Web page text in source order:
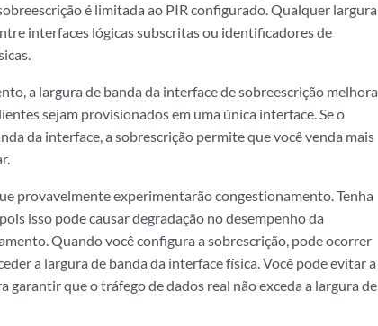
é limitada ao PIR configurado. Qualquer largura
interfaces lógicas subscritas ou identificadores de
a largura de banda da interface de sobreescrição melhora
sejam provisionados em uma única interface. Se o
da interface, a sobrescrição permite que você venda mais
provavelmente experimentarão congestionamento. Tenha
isso pode causar degradação no desempenho da
Quando você configura a sobrescrição, pode ocorrer
a largura de banda da interface física. Você pode evitar a
que o tráfego de dados real não exceda a largura de